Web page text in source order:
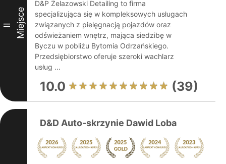
II Miejsce
D&P Żelazowski Detailing to firma
specjalizująca się w kompleksowych usługach
związanych z pielęgnacją pojazdów oraz
odświeżaniem wnętrz, mająca siedzibę w
Byczu w pobliżu Bytomia Odrzańskiego.
Przedsiębiorstwo oferuje szeroki wachlarz
usług ...
10.0 (39)
D&D Auto-skrzynie Dawid Loba